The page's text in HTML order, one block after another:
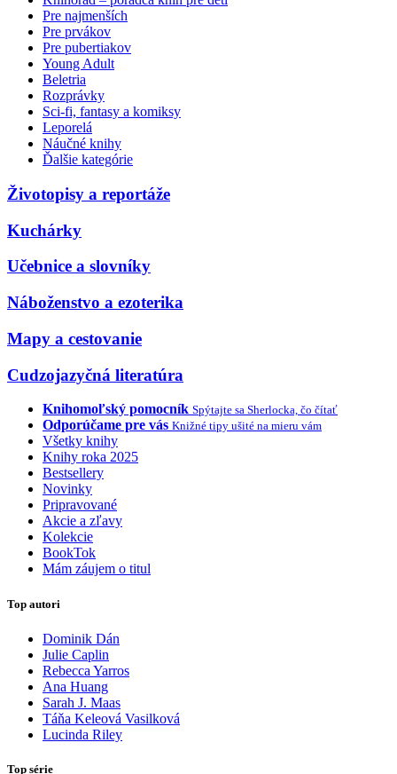
Pre najmenších
Pre prvákov
Pre pubertiakov
Young Adult
Beletria
Rozprávky
Sci-fi, fantasy a komiksy
Leporelá
Náučné knihy
Ďalšie kategórie
Životopisy a reportáže
Kuchárky
Učebnice a slovníky
Náboženstvo a ezoterika
Mapy a cestovanie
Cudzojazyčná literatúra
Knihomoľský pomocník Spýtajte sa Sherlocka, čo čítať
Odporúčame pre vás Knižné tipy ušité na mieru vám
Všetky knihy
Knihy roka 2025
Bestsellery
Novinky
Pripravované
Akcie a zľavy
Kolekcie
BookTok
Mám záujem o titul
Top autori
Dominik Dán
Julie Caplin
Rebecca Yarros
Ana Huang
Sarah J. Maas
Táňa Keleová Vasilková
Lucinda Riley
Top série